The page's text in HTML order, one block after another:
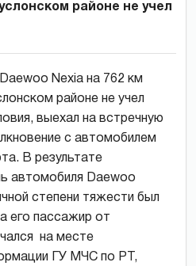
районе не учел
Nexia на 762 км
районе не учел
выехал на встречную
с автомобилем
В результате
автомобиля Daewoo
степени тяжести был
его пассажир от
на месте
ГУ МЧС по РТ,